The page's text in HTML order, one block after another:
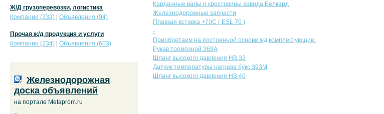
Карданные валы и крестовины завода Белкард
Железнодорожные запчасти
Плавкая вставка +70С ( ESL 70 )
-
Приобретаем на постоянной основе жд комплектующие.
Рукав тормозной 369А
Шланг высокого давления НВ 32
Датчик температуры нагрева букс 393М
Шланг высокого давления НВ 40
Ж/Д грузоперевозки, логистика
Компании (239)
Объявления (94)
Прочая ж/д продукция и услуги
Компании (234)
Объявления (603)
Железнодорожная
доска объявлений
на портале Metaprom.ru